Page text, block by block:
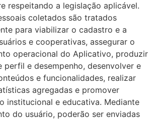
respeitando a legislação aplicável.
coletados são tratados
para viabilizar o cadastro e a
e cooperativas, assegurar o
operacional do Aplicativo, produzir
perfil e desempenho, desenvolver e
e funcionalidades, realizar
agregadas e promover
institucional e educativa. Mediante
do usuário, poderão ser enviadas